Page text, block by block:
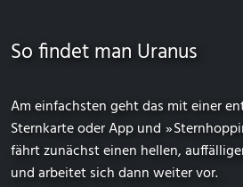
So findet man Uranus
Am einfachsten geht das mit einer
Sternkarte oder App und ⁠ ⁠»⁠
fährt zunächst einen hellen,
und arbeitet sich dann weiter vor.